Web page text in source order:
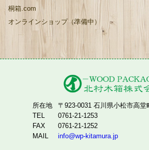
桐箱.com
オンラインショップ（準備中）
所在地
〒923-0031 石川県小松市高堂
TEL
0761-21-1253
FAX
0761-21-1252
MAIL
info@wp-kitamura.jp